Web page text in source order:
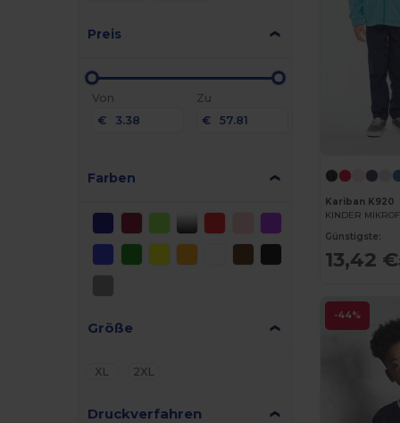
Preis
Von
€
Zu
€
Farben
Größe
XL 2XL
Druckverfahren
Kariban K920
KINDER
Günstigste:
13,42 €
-44%